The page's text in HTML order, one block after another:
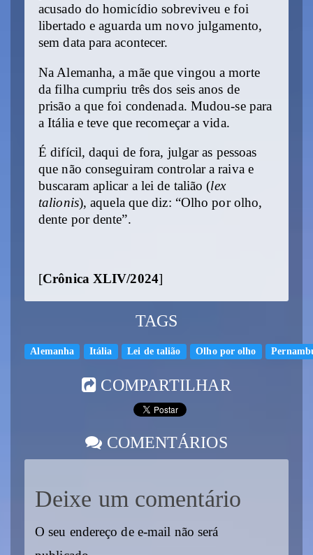
acusado do homicídio sobreviveu e foi
libertado e aguarda um novo julgamento,
sem data para acontecer.
Na Alemanha, a mãe que vingou a morte
da filha cumpriu três dos seis anos de
prisão a que foi condenada. Mudou-se para
a Itália e teve que recomeçar a vida.
É difícil, daqui de fora, julgar as pessoas
que não conseguiram controlar a raiva e
buscaram aplicar a lei de talião(lex
talionis), aquela que diz: “Olho por olho,
dente por dente”.
[Crônica XLIV/2024]
TAGS
Alemanha Itália Lei de talião Olho por olho
COMPARTILHAR
COMENTÁRIOS
Deixe um comentário
O seu endereço de e-mail não será